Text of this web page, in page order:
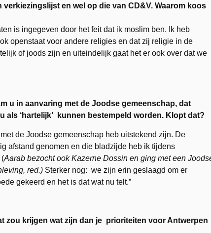
en wel op die van CD&V. Waarom koos
is ingegeven door het feit dat ik moslim ben. Ik heb
openstaat voor andere religies en dat zij religie in de
of joods zijn en uiteindelijk gaat het er ook over dat we
u in aanvaring met de Joodse gemeenschap, dat
als ‘hartelijk’ kunnen bestempeld worden. Klopt dat?
de Joodse gemeenschap heb uitstekend zijn. De
afstand genomen en die bladzijde heb ik tijdens
(Aarab bezocht ook Kazerne Dossin en ging met een
red.) Sterker nog: we zijn erin geslaagd om er
gekeerd en het is dat wat nu telt.”
zou krijgen wat zijn dan je prioriteiten voor Antwerpen